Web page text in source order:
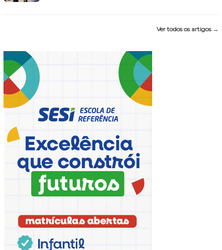
Ver todos os artigos →